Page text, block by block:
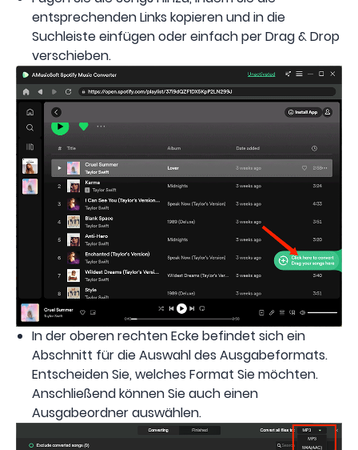
entsprechenden Links kopieren und in die
Suchleiste einfügen oder einfach per Drag & Drop
verschieben.
In der oberen rechten Ecke befindet sich ein
Abschnitt für die Auswahl des Ausgabeformats.
Entscheiden Sie, welches Format Sie möchten.
Anschließend können Sie auch einen
Ausgabeordner auswählen.